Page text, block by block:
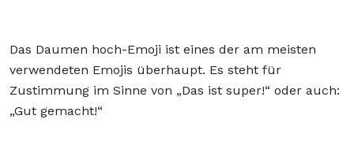
Das Daumen hoch-Emoji ist eines der am meisten
verwendeten Emojis überhaupt. Es steht für
Zustimmung im Sinne von „Das ist super!“ oder auch:
„Gut gemacht!“